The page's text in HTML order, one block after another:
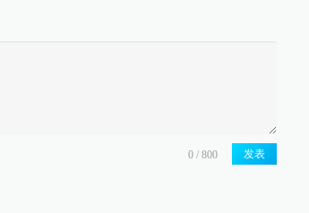
发表